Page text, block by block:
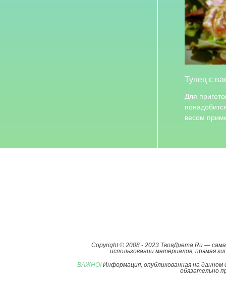
Тунец с
Для
весом
Copyright © 2008 - 2023 ТвояДиета.Ru —
использовании материалов, прямая
ВАЖНО! Информация, опубликованная на
обязательно